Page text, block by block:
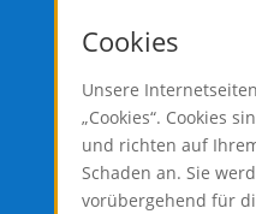
Cookies
Unsere
„Cookies“. Cookies
und richten auf
Schaden an. Sie
vorübergehend für